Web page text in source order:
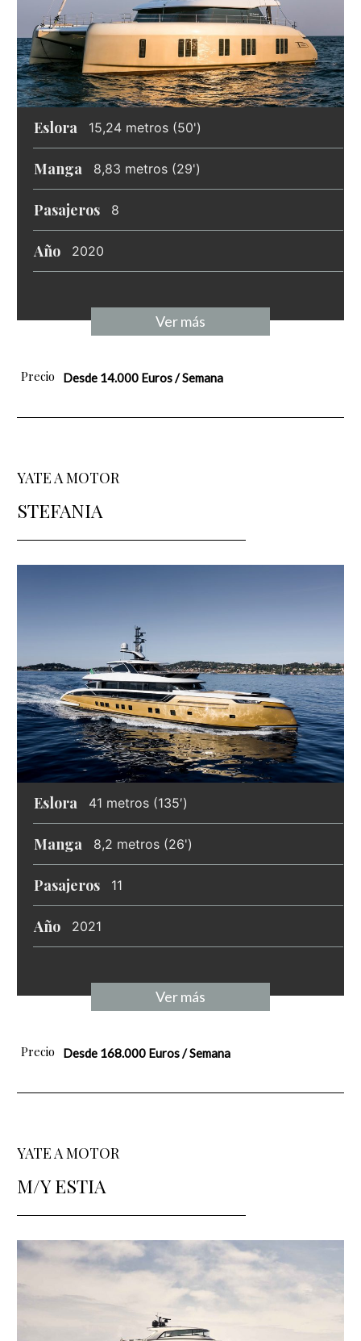
Eslora 15,24 metros (50')
Manga 8,83 metros (29')
Pasajeros 8
Año 2020
Ver más
Precio Desde 14.000 Euros / Semana
YATE A MOTOR
STEFANIA
Eslora 41 metros (135′)
Manga 8,2 metros (26')
Pasajeros 11
Año 2021
Ver más
Precio Desde 168.000 Euros / Semana
YATE A MOTOR
M/Y ESTIA